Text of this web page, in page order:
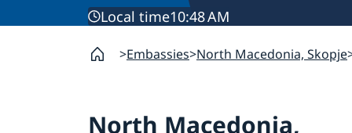
Local time10:48 AM
Embassies North Macedonia, Skopje
North Macedonia,